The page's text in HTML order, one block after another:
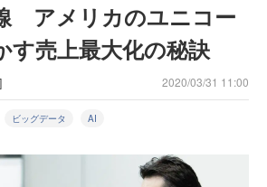
アメリカのユニコー
す売上最大化の秘訣
2020/03/31 11:00
ビッグデータ AI